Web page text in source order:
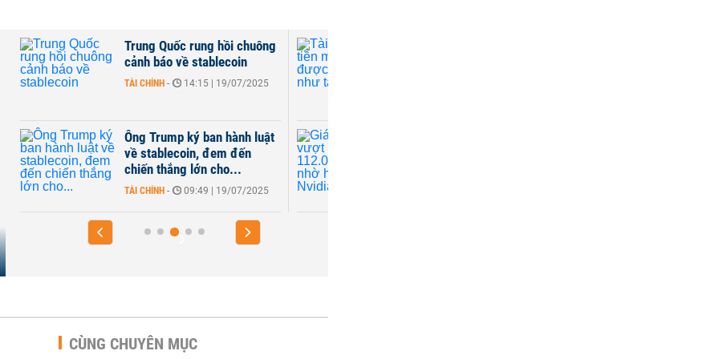
Trung Quốc rung hồi chuông
cảnh báo về stablecoin
TÀI CHÍNH - 14:15 | 19/07/2025
Ông Trump ký ban hành luật
về stablecoin, đem đến
chiến thắng lớn cho...
TÀI CHÍNH - 09:49 | 19/07/2025
CÙNG CHUYÊN MỤC